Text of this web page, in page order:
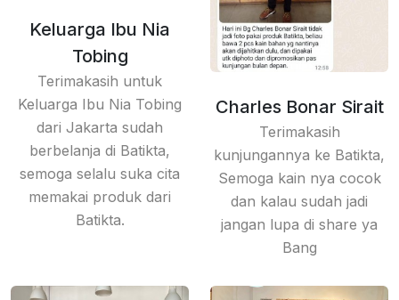
Keluarga Ibu Nia
Tobing
Terimakasih untuk
Keluarga Ibu Nia Tobing
dari Jakarta sudah
berbelanja di Batikta,
semoga selalu suka cita
memakai produk dari
Batikta.
Charles Bonar Sirait
Terimakasih
kunjungannya ke Batikta,
Semoga kain nya cocok
dan kalau sudah jadi
jangan lupa di share ya
Bang